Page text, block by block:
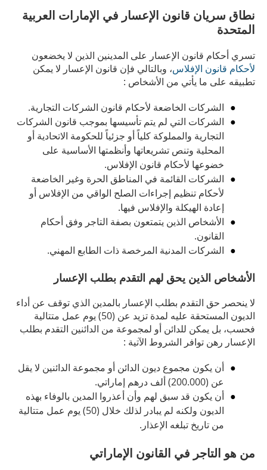
نطاق سريان قانون الإعسار في الإمارات العربية
المتحدة
تسري أحكام قانون الإعسار على المدينين الذين لا يخضعون
لأحكام قانون الإفلاس، وبالتالي فإن قانون الإعسار لا يمكن
تطبيقه على ما يأتي من الأشخاص :
الشركات الخاضعة لأحكام قانون الشركات التجارية.
الشركات التي لم يتم تأسيسها بموجب قانون الشركات
التجارية والمملوكة كلياً أو جزئياً للحكومة الاتحادية أو
المحلية وتنص تشريعاتها وأنظمتها الأساسية على
خضوعها لأحكام قانون الإفلاس.
الشركات القائمة في المناطق الحرة وغير الخاضعة
لأحكام تنظيم إجراءات الصلح الواقي من الإفلاس أو
إعادة الهيكلة والإفلاس فيها.
الأشخاص الذين يتمتعون بصفة التاجر وفق أحكام
القانون.
الشركات المدنية المرخصة ذات الطابع المهني.
الأشخاص الذين يحق لهم التقدم بطلب الإعسار
لا ينحصر حق التقدم بطلب الإعسار بالمدين الذي توقف عن أداء
الديون المستحقة عليه لمدة تزيد عن (50) يوم عمل متتالية
فحسب، بل يمكن للدائن أو لمجموعة من الدائنين التقدم بطلب
الإعسار رهن توافر الشروط الآتية :
أن يكون مجموع ديون الدائن أو مجموعة الدائنين لا يقل
عن (200.000) ألف درهم إماراتي.
أن يكون قد سبق لهم وأن أعذروا المدين بالوفاء بهذه
الديون ولكنه لم يبادر لذلك خلال (50) يوم عمل متتالية
من تاريخ تبلغه الإعذار.
من هو التاجر في القانون الإماراتي